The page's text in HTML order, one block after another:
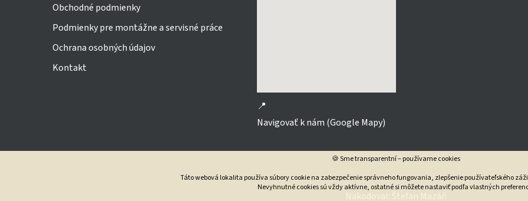
🍪 Sme transparentní – používame cookies
Táto webová lokalita používa súbory cookie na zabezpečenie správneho fungovania, zlepšenie používateľského
Nevyhnutné cookies sú vždy aktívne, ostatné si môžete nastaviť podľa vlastných
Obchodné podmienky
Podmienky pre montážne a servisné práce
Ochrana osobných údajov
Kontakt
📍
Navigovať k nám (Google Mapy)